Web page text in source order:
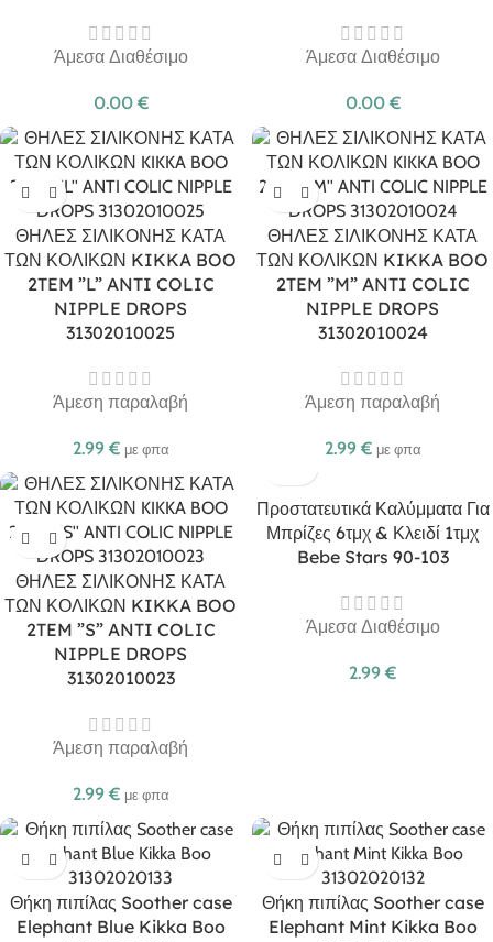
Άμεσα Διαθέσιμο
0.00 €
Άμεσα Διαθέσιμο
0.00 €
ΘΗΛΕΣ ΣΙΛΙΚΟΝΗΣ ΚΑΤΑ
ΤΩΝ ΚΟΛΙΚΩΝ KIKKA BOO
2TEM ”L” ANTI COLIC
NIPPLE DROPS
31302010025
Άμεση παραλαβή
2.99 € με φπα
ΘΗΛΕΣ ΣΙΛΙΚΟΝΗΣ ΚΑΤΑ
ΤΩΝ ΚΟΛΙΚΩΝ KIKKA BOO
2TEM ”M” ANTI COLIC
NIPPLE DROPS
31302010024
Άμεση παραλαβή
2.99 € με φπα
ΘΗΛΕΣ ΣΙΛΙΚΟΝΗΣ ΚΑΤΑ
ΤΩΝ ΚΟΛΙΚΩΝ KIKKA BOO
2TEM ”S” ANTI COLIC
NIPPLE DROPS
31302010023
Άμεση παραλαβή
2.99 € με φπα
Προστατευτικά Καλύμματα Για
Μπρίζες 6τμχ & Κλειδί 1τμχ
Bebe Stars 90-103
Άμεσα Διαθέσιμο
2.99 €
Θήκη πιπίλας Soother case
Elephant Blue Kikka Boo
Θήκη πιπίλας Soother case
Elephant Mint Kikka Boo